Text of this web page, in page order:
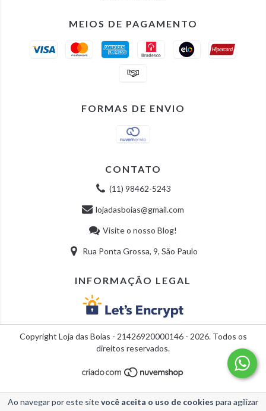
Ao navegar por este sitevocê aceita o uso de cookies para agilizar
MEIOS DE PAGAMENTO
FORMAS DE ENVIO
CONTATO
(11) 98462-5243
lojadasboias@gmail.com
Visite o nosso Blog!
Rua Ponta Grossa, 9, São Paulo
INFORMAÇÃO LEGAL
Copyright Loja das Boias - 21426920000146 - 2026. Todos os
direitos reservados.